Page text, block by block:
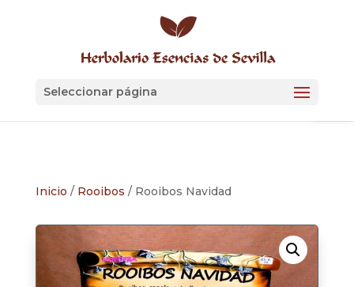
Seleccionar página
Inicio / Rooibos / Rooibos Navidad